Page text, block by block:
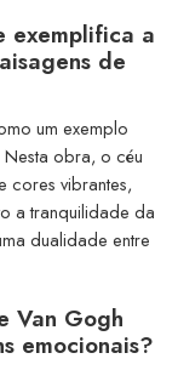
exemplifica a
de
um exemplo
obra, o céu
cores vibrantes,
a tranquilidade da
dualidade entre
Van Gogh
emocionais?